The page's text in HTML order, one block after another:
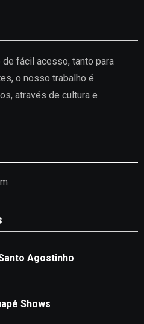
fácil acesso, tanto para
o nosso trabalho é
através de cultura e
Agostinho
Shows